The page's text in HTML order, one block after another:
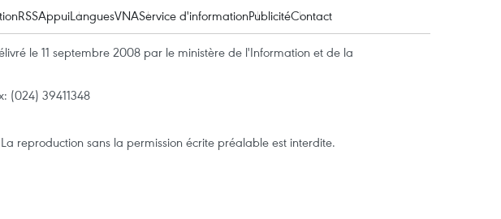
RSSAppuiLanguesVNAService d'informationPublicitéContact
le 11 septembre 2008 par le ministère de l'Information et de la
(024) 39411348
reproduction sans la permission écrite préalable est interdite.